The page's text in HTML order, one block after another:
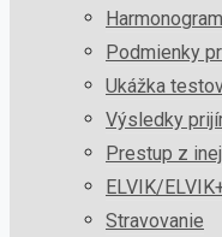
Podmienky
Ukážka
Výsledky
Prestup z
ELVIK/
Stravovanie